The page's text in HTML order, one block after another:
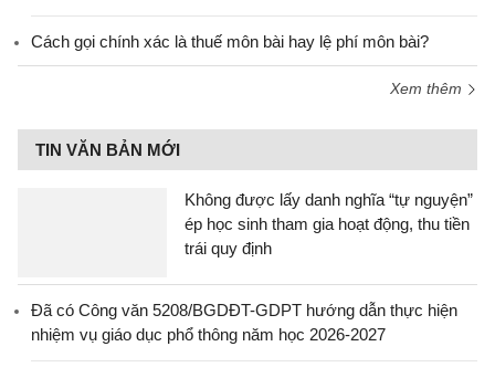
Cách gọi chính xác là thuế môn bài hay lệ phí môn bài?
Xem thêm
TIN VĂN BẢN MỚI
Không được lấy danh nghĩa “tự nguyện”
ép học sinh tham gia hoạt động, thu tiền
trái quy định
Đã có Công văn 5208/BGDĐT-GDPT hướng dẫn thực hiện
nhiệm vụ giáo dục phổ thông năm học 2026-2027